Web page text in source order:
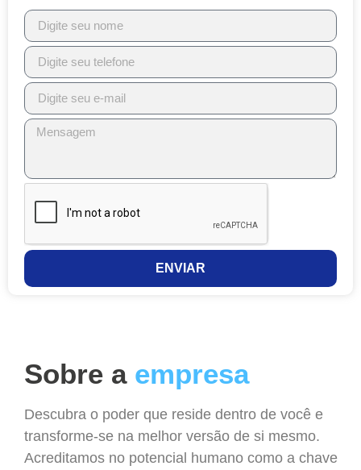
ENVIAR
Sobre a empresa
Descubra o poder que reside dentro de você e
transforme-se na melhor versão de si mesmo.
Acreditamos no potencial humano como a chave